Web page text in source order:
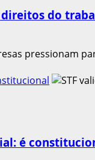
do
pressionam
é